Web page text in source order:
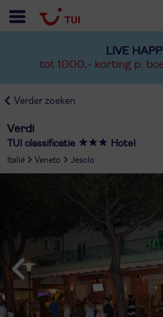
LIVE
tot 1000,- korting p.
Verder zoeken
Verdi
TUI classificatie Hotel
Italië Veneto Jesolo